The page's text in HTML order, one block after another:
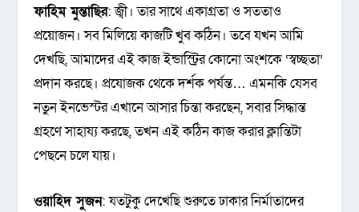
ফাহিম মুন্তাছির: জ্বী। তার সাথে একাগ্রতা ও সততাও
প্রয়োজন। সব মিলিয়ে কাজটি খুব কঠিন। তবে যখন আমি
দেখছি, আমাদের এই কাজ ইন্ডাস্ট্রির কোনো অংশকে ‘স্বচ্ছতা’
প্রদান করছে। প্রযোজক থেকে দর্শক পর্যন্ত… এমনকি যেসব
নতুন ইনভেস্টর এখানে আসার চিন্তা করছেন, সবার সিদ্ধান্ত
গ্রহণে সাহায্য করছে, তখন এই কঠিন কাজ করার ক্লান্তিটা
পেছনে চলে যায়।
ওয়াহিদ সুজন: যতটুকু দেখেছি শুরুতে ঢাকার নির্মাতাদের